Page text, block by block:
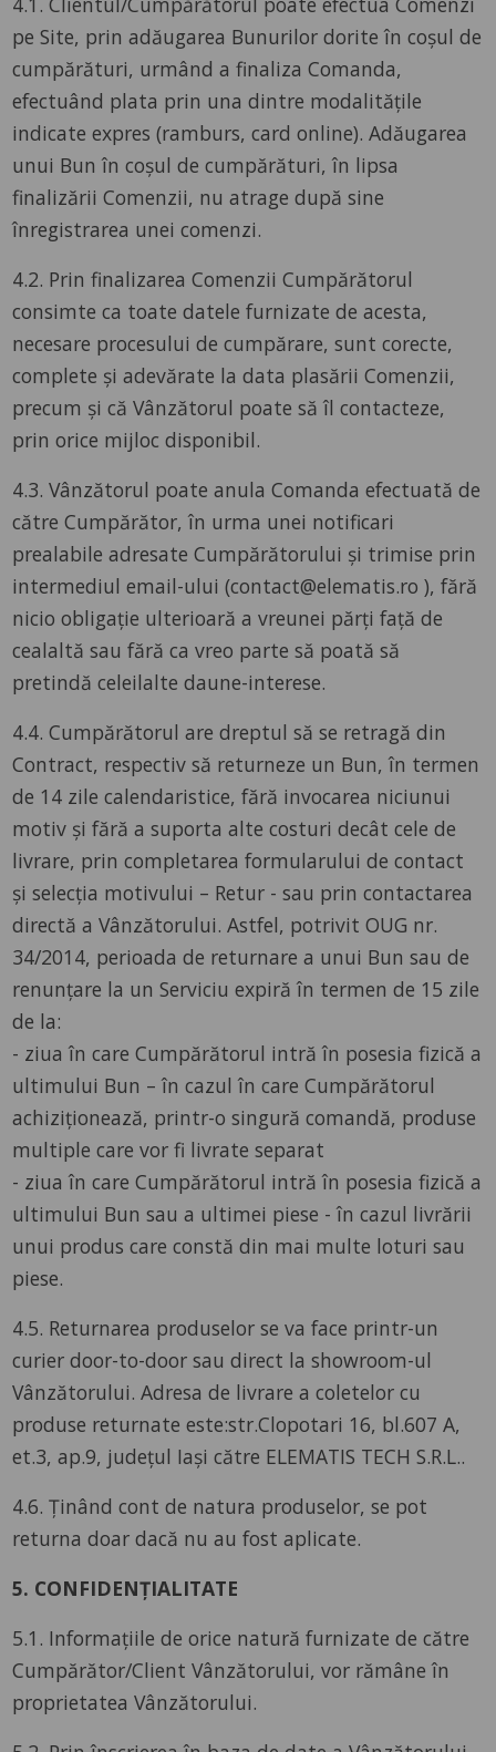
pe Site, prin adăugarea Bunurilor dorite în coșul de
cumpărături, urmând a finaliza Comanda,
efectuând plata prin una dintre modalitățile
indicate expres (ramburs, card online). Adăugarea
unui Bun în coșul de cumpărături, în lipsa
finalizării Comenzii, nu atrage după sine
înregistrarea unei comenzi.
4.2. Prin finalizarea Comenzii Cumpărătorul
consimte ca toate datele furnizate de acesta,
necesare procesului de cumpărare, sunt corecte,
complete și adevărate la data plasării Comenzii,
precum și că Vânzătorul poate să îl contacteze,
prin orice mijloc disponibil.
4.3. Vânzătorul poate anula Comanda efectuată de
către Cumpărător, în urma unei notificari
prealabile adresate Cumpărătorului și trimise prin
intermediul email-ului (contact@elematis.ro ), fără
nicio obligație ulterioară a vreunei părți față de
cealaltă sau fără ca vreo parte să poată să
pretindă celeilalte daune-interese.
4.4. Cumpărătorul are dreptul să se retragă din
Contract, respectiv să returneze un Bun, în termen
de 14 zile calendaristice, fără invocarea niciunui
motiv și fără a suporta alte costuri decât cele de
livrare, prin completarea formularului de contact
și selecția motivului – Retur - sau prin contactarea
directă a Vânzătorului. Astfel, potrivit OUG nr.
34/2014, perioada de returnare a unui Bun sau de
renunțare la un Serviciu expiră în termen de 15 zile
de la:
- ziua în care Cumpărătorul intră în posesia fizică a
ultimului Bun – în cazul în care Cumpărătorul
achiziționează, printr-o singură comandă, produse
multiple care vor fi livrate separat
- ziua în care Cumpărătorul intră în posesia fizică a
ultimului Bun sau a ultimei piese - în cazul livrării
unui produs care constă din mai multe loturi sau
piese.
4.5. Returnarea produselor se va face printr-un
curier door-to-door sau direct la showroom-ul
Vânzătorului. Adresa de livrare a coletelor cu
produse returnate este:str.Clopotari 16, bl.607 A,
et.3, ap.9, județul Iași către ELEMATIS TECH S.R.L..
4.6. Ținând cont de natura produselor, se pot
returna doar dacă nu au fost aplicate.
5. CONFIDENȚIALITATE
5.1. Informațiile de orice natură furnizate de către
Cumpărător/Client Vânzătorului, vor rămâne în
proprietatea Vânzătorului.